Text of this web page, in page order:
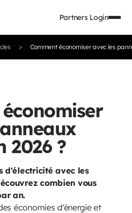
Partners Login
Comment économiser avec les
2026 ?
d'électricité avec les
combien vous
an.
économies d'énergie et